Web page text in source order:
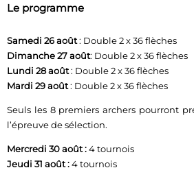
Le programme
Samedi 26 août: Double 2 x 36 flèches
Dimanche 27 août: Double 2 x 36 flèches
Lundi 28 août: Double 2 x 36 flèches
Mardi 29 août: Double 2 x 36 flèches
Seuls les 8 premiers archers pourront
l’épreuve de sélection.
Mercredi 30 août :4 tournois
Jeudi 31 août :4 tournois